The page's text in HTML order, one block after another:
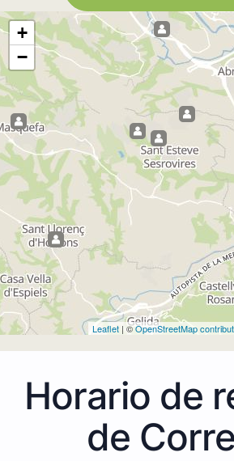
+
−
Leaflet | ©OpenStreetMap
Horario de
de